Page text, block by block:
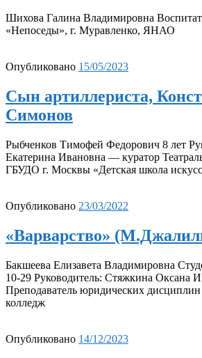
Шихова Галина Владимировна
«Непоседы», г. Муравленко, ЯНАО
Опубликовано 15/05/2023
Сын артиллериста,
Симонов
Рыбченков Тимофей Федорович 8 лет
Екатерина Ивановна — куратор
ГБУДО г. Москвы «Детская школа
Опубликовано 23/03/2022
«Варварство»
Бакшеева Елизавета Владимировна
10-29 Руководитель: Стяжкина Оксана
Преподаватель юридических
колледж
Опубликовано 14/12/2023